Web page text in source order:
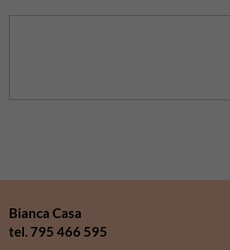
Bianca Casa
tel. 795 466 595